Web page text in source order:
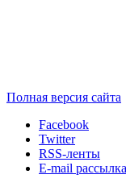
Полная версия сайта
Facebook
Twitter
RSS-ленты
E-mail рассылка